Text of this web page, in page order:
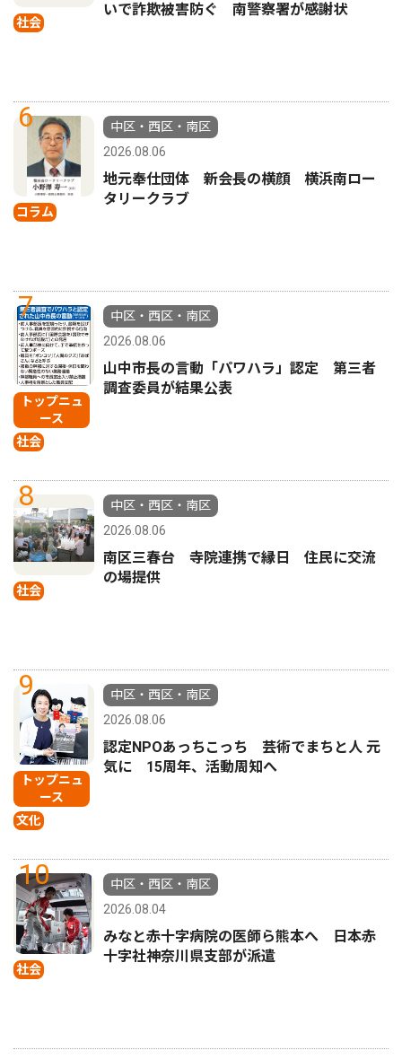
社会
いで詐欺被害防ぐ 南警察署が感謝状
6
コラム
中区・西区・南区
2026.08.06
地元奉仕団体 新会長の横顔 横浜南ロー
タリークラブ
7
トップニュ
ース
社会
中区・西区・南区
2026.08.06
山中市長の言動「パワハラ」認定 第三者
調査委員が結果公表
8
社会
中区・西区・南区
2026.08.06
南区三春台 寺院連携で縁日 住民に交流
の場提供
9
トップニュ
ース
文化
中区・西区・南区
2026.08.06
認定NPOあっちこっち 芸術でまちと人 元
気に 15周年、活動周知へ
10
社会
中区・西区・南区
2026.08.04
みなと赤十字病院の医師ら熊本へ 日本赤
十字社神奈川県支部が派遣